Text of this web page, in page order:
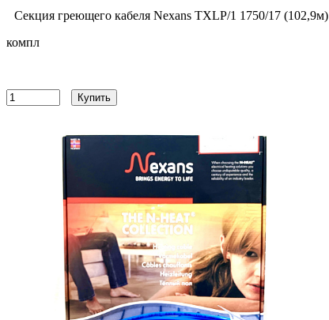
Секция греющего кабеля Nexans TXLP/1 1750/17 (102,9м)
компл
Купить